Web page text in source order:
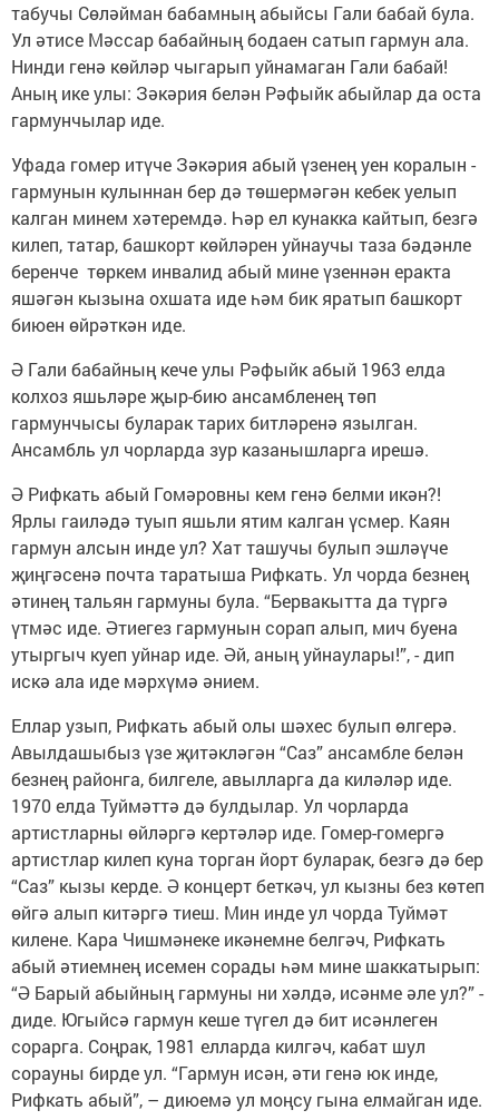
табучы Сөләйман бабамның абыйсы Гали бабай була.
Ул әтисе Мәссар бабайның бодаен сатып гармун ала.
Нинди генә көйләр чыгарып уйнамаган Гали бабай!
Аның ике улы: Зәкәрия белән Рәфыйк абыйлар да оста
гармунчылар иде.
Уфада гомер итүче Зәкәрия абый үзенең уен коралын -
гармунын кулыннан бер дә төшермәгән кебек уелып
калган минем хәтеремдә. Һәр ел кунакка кайтып, безгә
килеп, татар, башкорт көйләрен уйнаучы таза бәдәнле
беренче төркем инвалид абый мине үзеннән еракта
яшәгән кызына охшата иде һәм бик яратып башкорт
биюен өйрәткән иде.
Ә Гали бабайның кече улы Рәфыйк абый 1963 елда
колхоз яшьләре җыр-бию ансамбленең төп
гармунчысы буларак тарих битләренә язылган.
Ансамбль ул чорларда зур казанышларга ирешә.
Ә Рифкать абый Гомәровны кем генә белми икән?!
Ярлы гаиләдә туып яшьли ятим калган үсмер. Каян
гармун алсын инде ул? Хат ташучы булып эшләүче
җиңгәсенә почта таратыша Рифкать. Ул чорда безнең
әтинең тальян гармуны була. “Бервакытта да түргә
үтмәс иде. Әтиегез гармунын сорап алып, мич буена
утыргыч куеп уйнар иде. Әй, аның уйнаулары!”, - дип
искә ала иде мәрхүмә әнием.
Еллар узып, Рифкать абый олы шәхес булып өлгерә.
Авылдашыбыз үзе җитәкләгән “Саз” ансамбле белән
безнең районга, билгеле, авылларга да киләләр иде.
1970 елда Туймәттә дә булдылар. Ул чорларда
артистларны өйләргә кертәләр иде. Гомер-гомергә
артистлар килеп куна торган йорт буларак, безгә дә бер
“Саз” кызы керде. Ә концерт беткәч, ул кызны без көтеп
өйгә алып китәргә тиеш. Мин инде ул чорда Туймәт
килене. Кара Чишмәнеке икәнемне белгәч, Рифкать
абый әтиемнең исемен сорады һәм мине шаккатырып:
“Ә Барый абыйның гармуны ни хәлдә, исәнме әле ул?” -
диде. Югыйсә гармун кеше түгел дә бит исәнлеген
сорарга. Соңрак, 1981 елларда килгәч, кабат шул
сорауны бирде ул. “Гармун исән, әти генә юк инде,
Рифкать абый”, – диюемә ул моңсу гына елмайган иде.